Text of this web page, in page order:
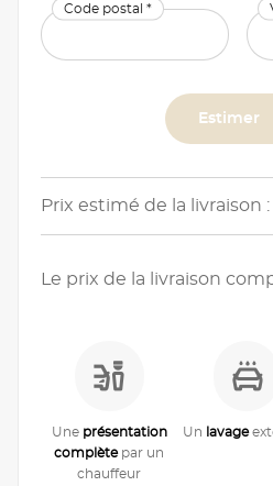
Code postal *
Estimer
Prix estimé de la livraison :
Le prix de la livraison
Une présentation
complètepar un
chauffeur
Un lavage